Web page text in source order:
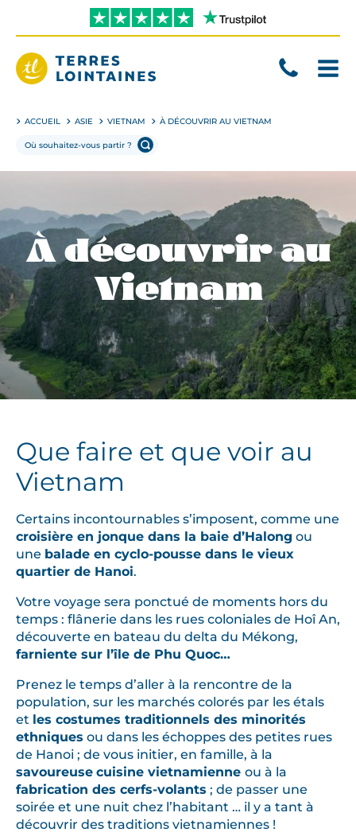
directement
contenu
ACCUEIL ASIE VIETNAM À DÉCOUVRIR AU VIETNAM
À découvrir au
Vietnam
Que faire et que voir au
Vietnam
Certains incontournables s’imposent, comme une
croisière en jonque dans la baie d’Halong ou
une balade en cyclo-pousse dans le vieux
quartier de Hanoi.
Votre voyage sera ponctué de moments hors du
temps : flânerie dans les rues coloniales de Hoî An,
découverte en bateau du delta du Mékong,
farniente sur l’île de Phu Quoc…
Prenez le temps d’aller à la rencontre de la
population, sur les marchés colorés par les étals
et les costumes traditionnels des minorités
ethniques ou dans les échoppes des petites rues
de Hanoi ; de vous initier, en famille, à la
savoureuse cuisine vietnamienne ou à la
fabrication des cerfs-volants ; de passer une
soirée et une nuit chez l’habitant … il y a tant à
découvrir des traditions vietnamiennes !